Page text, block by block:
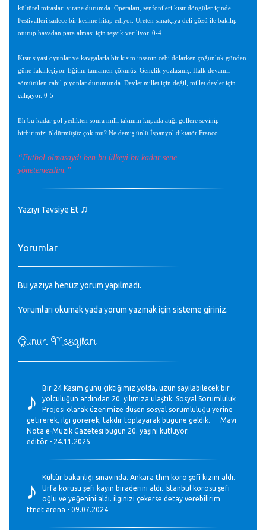
Günün Mesajları
♪
Bir 24 Kasım günü çıktığımız yolda, uzun sayılabilecek bir
yolculuğun ardından 20. yılımıza ulaştık. Sosyal Sorumluluk
Projesi olarak üzerimize düşen sosyal sorumluluğu yerine
getirerek, ilgi görerek, takdir toplayarak bugüne geldik. Mavi
Nota e-Müzik Gazetesi bugün 20. yaşını kutluyor.
editör - 24.11.2025
♪
Kültür bakanlığı sınavında. Ankara thm koro şefi kızını aldı.
Urfa korusu şefi kayın biraderini aldı. İstanbul korosu şefi
oğlu ve yeğenini aldı. ilginizi çekerse detay verebilirim
ttnet arena - 09.07.2024
kültürel mirasları virane durumda. Operaları, senfonileri kısır döngüler içinde.
Festivalleri sadece bir kesime hitap ediyor. Üreten sanatçıya deli gözü ile bakılıp
oturup havadan para alması için teşvik veriliyor. 0-4
Kısır siyasi oyunlar ve kavgalarla bir kısım insanın cebi dolarken çoğunluk günden
güne fakirleşiyor. Eğitim tamamen çökmüş. Gençlik yozlaşmış. Halk devamlı
sömürülen cahil piyonlar durumunda. Devlet millet için değil, millet devlet için
çalışıyor. 0-5
Eh bu kadar gol yedikten sonra milli takımın kupada atığı gollere sevinip
birbirimizi öldürmüşüz çok mu? Ne demiş ünlü İspanyol diktatör Franco…
“Futbol olmasaydı ben bu ülkeyi bu kadar sene
yönetemezdim.”
Yazıyı Tavsiye Et ♫
Yorumlar
Bu yazıya henüz yorum yapılmadı.
Yorumları okumak yada yorum yazmak için sisteme giriniz.